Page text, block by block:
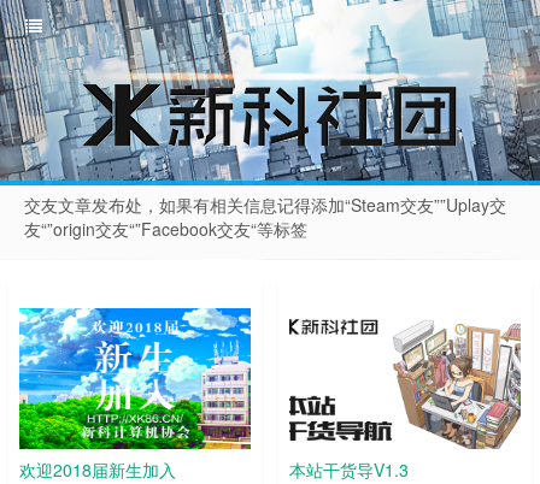
交友文章发布处，如果有相关信息记得添加“Steam交友””Uplay交
友“”origin交友“”Facebook交友“等标签
欢迎2018届新生加入 本站干货导V1.3